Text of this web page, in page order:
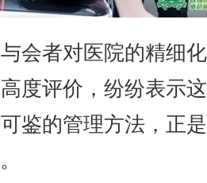
会者对医院的精细
度评价，纷纷表示
鉴的管理方法，正